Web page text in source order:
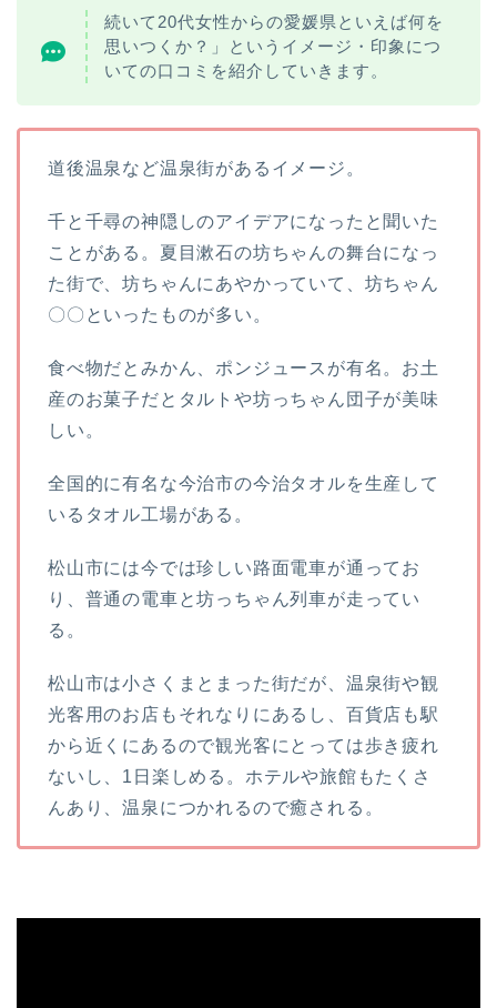
続いて20代女性からの愛媛県といえば何を
思いつくか？」というイメージ・印象につ
いての口コミを紹介していきます。
道後温泉など温泉街があるイメージ。
千と千尋の神隠しのアイデアになったと聞いた
ことがある。夏目漱石の坊ちゃんの舞台になっ
た街で、坊ちゃんにあやかっていて、坊ちゃん
〇〇といったものが多い。
食べ物だとみかん、ポンジュースが有名。お土
産のお菓子だとタルトや坊っちゃん団子が美味
しい。
全国的に有名な今治市の今治タオルを生産して
いるタオル工場がある。
松山市には今では珍しい路面電車が通ってお
り、普通の電車と坊っちゃん列車が走ってい
る。
松山市は小さくまとまった街だが、温泉街や観
光客用のお店もそれなりにあるし、百貨店も駅
から近くにあるので観光客にとっては歩き疲れ
ないし、1日楽しめる。ホテルや旅館もたくさ
んあり、温泉につかれるので癒される。